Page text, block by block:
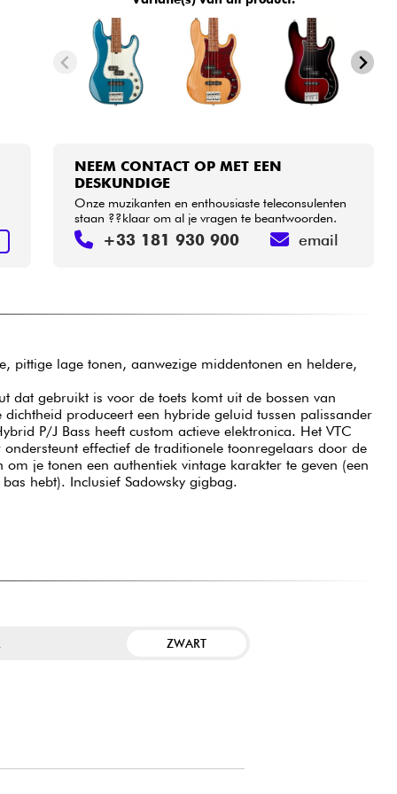
NEEM CONTACT OP MET EEN
DESKUNDIGE
Onze muzikanten en enthousiaste teleconsulenten
staan ??klaar om al je vragen te beantwoorden.
+33 181 930 900 email
pittige lage tonen, aanwezige middentonen en heldere,
dat gebruikt is voor de toets komt uit de bossen van
produceert een hybride geluid tussen palissander
P/J Bass heeft custom actieve elektronica. Het VTC
effectief de traditionele toonregelaars door de
om je tonen een authentiek vintage karakter te geven (een
hebt). Inclusief Sadowsky gigbag.
ZWART